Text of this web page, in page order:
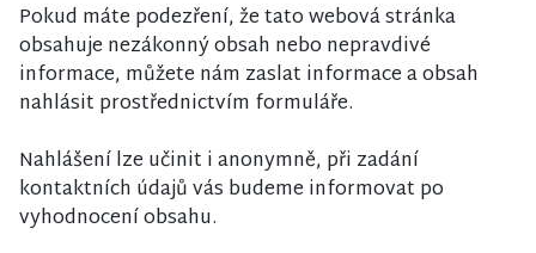
Pokud máte podezření, že tato webová stránka
obsahuje nezákonný obsah nebo nepravdivé
informace, můžete nám zaslat informace a obsah
nahlásit prostřednictvím formuláře.
Nahlášení lze učinit i anonymně, při zadání
kontaktních údajů vás budeme informovat po
vyhodnocení obsahu.